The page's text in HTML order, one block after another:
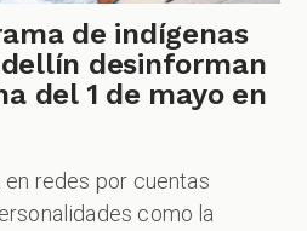
de indígenas
desinforman
del 1 de mayo en
en redes por cuentas
como la